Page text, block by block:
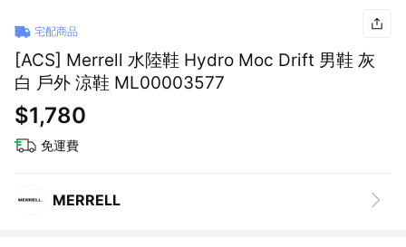
宅配商品
[ACS] Merrell 水陸鞋 Hydro Moc Drift 男鞋 灰
白 戶外 涼鞋 ML00003577
$1,780
免運費
MERRELL